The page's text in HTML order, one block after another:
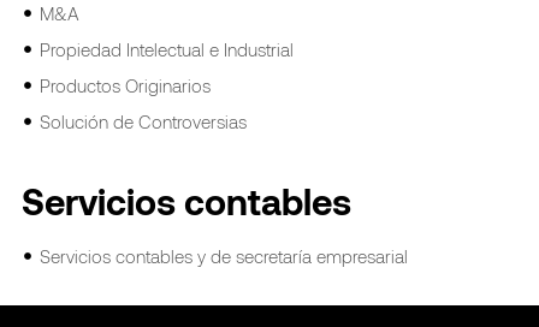
M&A
Propiedad Intelectual e Industrial
Productos Originarios
Solución de Controversias
Servicios contables
Servicios contables y de secretaría empresarial